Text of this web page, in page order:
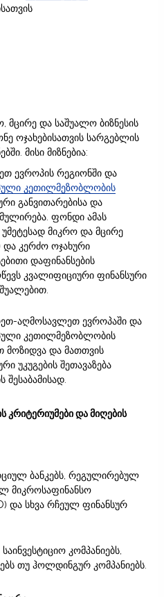
და საშუალო ბიზნესის
ოჯახებისათვის სარგებლის
მისი მიზნებია:
ევროპის რეგიონში და
კეთილმეზობლობის
განვითარებისა და
ფონდი ამას
უმეტესად მიკრო და მცირე
და კერძო ოჯახური
დაფინანსების
კვალიფიციური ფინანსური
აღმოსავლეთ ევროპაში და
კეთილმეზობლობის
მოზიდვა და მათთვის
უკუგების შეთავაზება
კრიტერიუმები და მიღების
ბანკებს, რეგულირებულ
მიკროსაფინანსო
და სხვა რჩეულ ფინანსურ
კომპანიებს,
თუ ჰოლდინგურ კომპანიებს.